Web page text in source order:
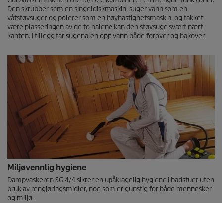
Den skrubber som en singeldiskmaskin, suger vann som en
våtstøvsuger og polerer som en høyhastighetsmaskin, og takket
være plasseringen av de to nalene kan den støvsuge svært nært
kanten. I tillegg tar sugenalen opp vann både forover og bakover.
Miljøvennlig hygiene
Dampvaskeren SG 4/4 sikrer en upåklagelig hygiene i badstuer uten
bruk av rengjøringsmidler, noe som er gunstig for både mennesker
og miljø.